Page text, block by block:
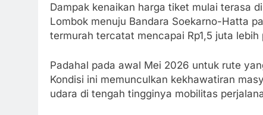
Dampak kenaikan harga tiket mulai terasa
Lombok menuju Bandara Soekarno-Hatta
termurah tercatat mencapai Rp1,5 juta lebih
Padahal pada awal Mei 2026 untuk rute
Kondisi ini memunculkan kekhawatiran
udara di tengah tingginya mobilitas